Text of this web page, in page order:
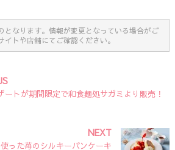
となります。情報が変更となっている場合がご
イトや店舗にてご確認ください。
ートが期間限定で和食麺処サガミより販売！
NEXT
った苺のシルキーパンケーキ